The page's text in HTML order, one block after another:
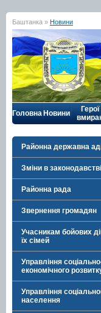
Баштанка » Новини
Головна Новини
Районна державна
Зміни в законодавстві
Районна рада
Звернення громадян
Учасникам бойових
їх сімей
Управління
економічного
Управління
населення